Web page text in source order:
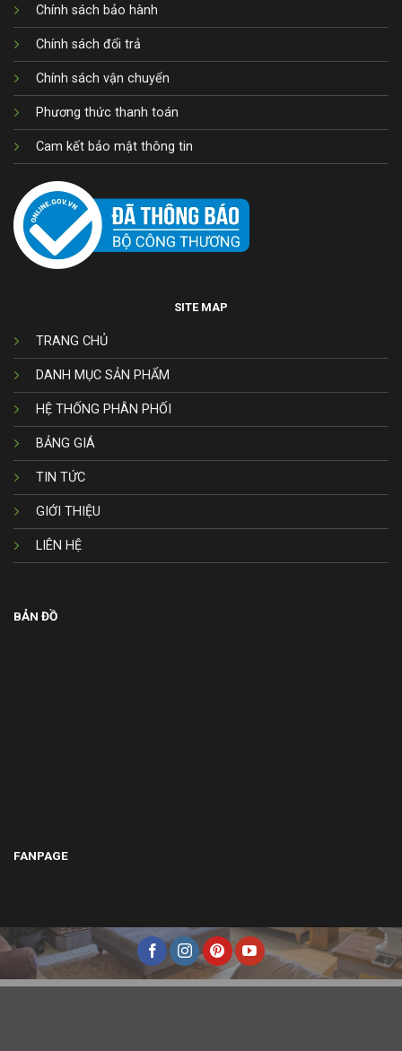
Chính sách bảo hành
Chính sách đổi trả
Chính sách vận chuyển
Phương thức thanh toán
Cam kết bảo mật thông tin
SITE MAP
TRANG CHỦ
DANH MỤC SẢN PHẨM
HỆ THỐNG PHÂN PHỐI
BẢNG GIÁ
TIN TỨC
GIỚI THIỆU
LIÊN HỆ
BẢN ĐỒ
FANPAGE